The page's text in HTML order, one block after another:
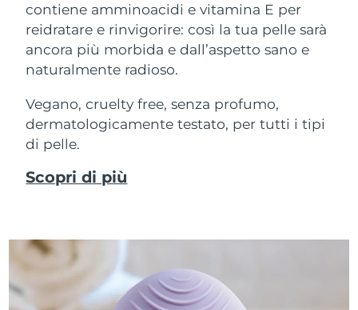
contiene amminoacidi e vitamina E per
reidratare e rinvigorire: così la tua pelle sarà
ancora più morbida e dall’aspetto sano e
naturalmente radioso.
Vegano, cruelty free, senza profumo,
dermatologicamente testato, per tutti i tipi
di pelle.
Scopri di più